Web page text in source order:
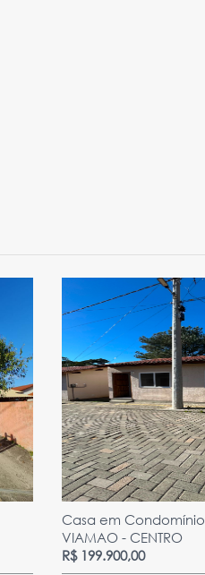
Casa em Condomínio
VIAMAO - CENTRO
R$ 199.900,00